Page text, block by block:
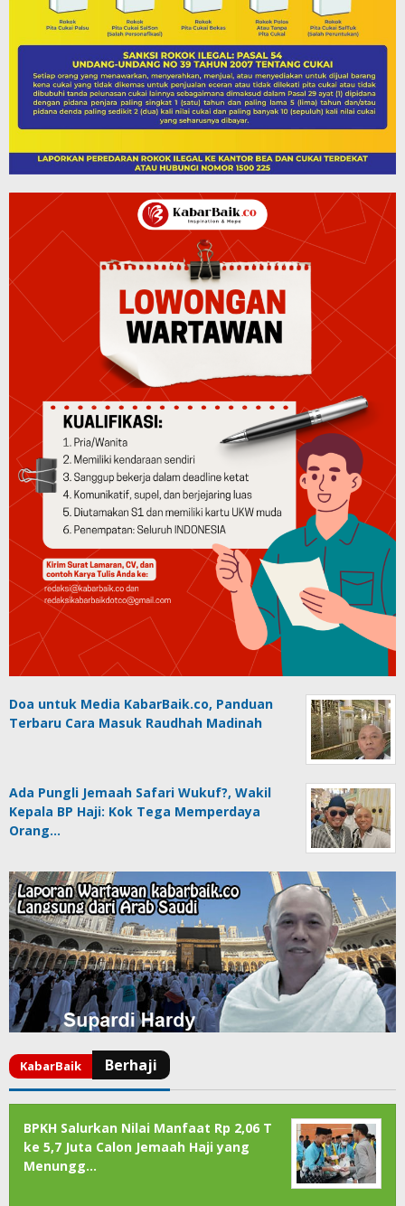
Doa untuk Media KabarBaik.co, Panduan
Terbaru Cara Masuk Raudhah Madinah
Ada Pungli Jemaah Safari Wukuf?, Wakil
Kepala BP Haji: Kok Tega Memperdaya
Orang…
BPKH Salurkan Nilai Manfaat Rp 2,06 T
ke 5,7 Juta Calon Jemaah Haji yang
Menungg…